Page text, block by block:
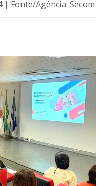
| Fonte/Agência: Secom